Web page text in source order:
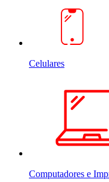
Celulares
Computadores e